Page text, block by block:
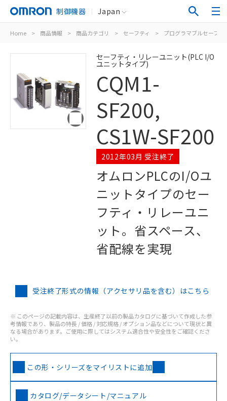
制御機器 Japan
Home > 商品情報 > 商品カテゴリ > セーフティ > プログラマブルセーフテ
セーフティ・リレーユニット(PLC I/O
ユニットタイプ)
CQM1-
SF200,
CS1W-SF200
2012年03月 受注終了
オムロンPLCのI/Oユ
ニットタイプのセー
フティ・リレーユニ
ット。省スペース、
省配線を実現
受注終了形式の情報（アクセサリ品を含む）はこちら
※ このページの記載内容は、生産終了以前の製品カタログに基づいて作成した参
考情報であり、製品の特長 / 価格 / 対応規格 / オプション品などについて現状と異
なる場合があります。ご使用に際してはシステム適合性や安全性をご確認くださ
い。
この形・シリーズをマイリストに追加
カタログ/データシート/マニュアル